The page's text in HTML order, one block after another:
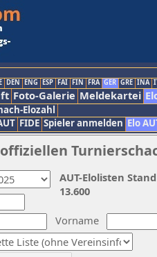
DEN ENG ESP FAI FIN FRA GER GRE INA
Foto-Galerie Meldekartei
Elozahl
FIDE Spieler anmelden Elo
Vorname
AUT-Elolisten
13.600